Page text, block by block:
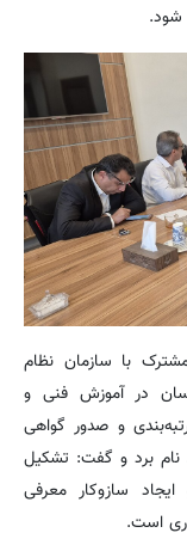
شود.
با سازمان نظام
در آموزش فنی و
و صدور گواهی
نام برد و گفت: تشکیل
سازوکار معرفی
است.